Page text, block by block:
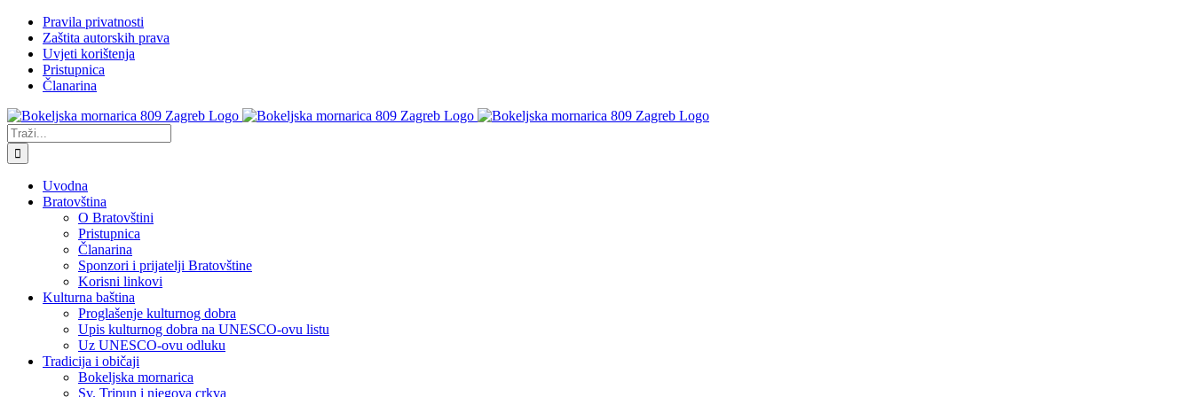
Skip
content
Facebook
YouTubePravila privatnosti
Zaštita autorskih prava
Uvjeti korištenja
Pristupnica
Članarina
Traži...
Uvodna
Bratovština
O Bratovštini
Pristupnica
Članarina
Sponzori i prijatelji Bratovštine
Korisni linkovi
Kulturna baština
Proglašenje kulturnog dobra
Upis kulturnog dobra na UNESCO-ovu listu
Uz UNESCO-ovu odluku
Tradicija i običaji
Bokeljska mornarica
Sv. Tripun i njegova crkva